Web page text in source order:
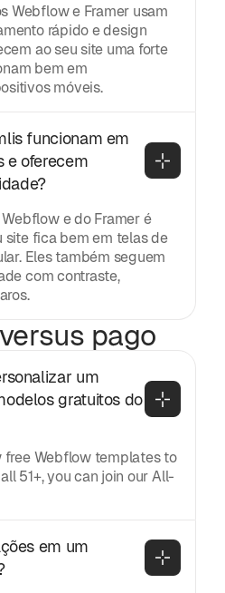
Webflow e Framer usam
rápido e design
ao seu site uma forte
bem em
móveis.
funcionam em
e oferecem
e do Framer é
site fica bem em telas de
Eles também seguem
com contraste,
pago
um
gratuitos do
free Webflow templates to
51+, you can join our All-
em um